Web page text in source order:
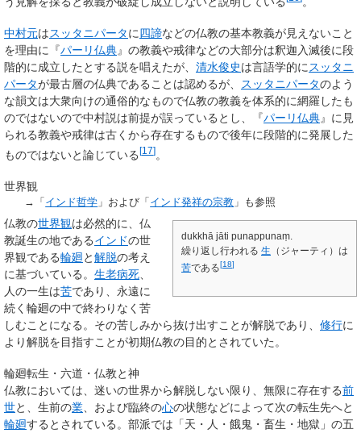
中村元はスッタニパータに四諦などの仏教の基本教義が見えないこと
を理由に『パーリ仏典』の教義や戒律などの大部分は釈迦入滅後に段
階的に成立したとする説を唱えたが、 清水俊史は言語学的に スッタニ
パータが最古層の仏典であることは認めるが、 スッタニパータのよう
な韻文は大衆向けの通俗的なもので仏教の教義を体系的に網羅したも
のではないので中村説は前提が誤っているとし、『パーリ仏典』に見
られる教義や戒律は古くから存在するもので後年に段階的に発展した
ものではないと論じている[17]。
世界観
→「 インド哲学 」および「 インド発祥の宗教 」も参照
dukkhā jāti punappunaṃ.
繰り返し行われる 生 （ジャーティ）は
苦である[18]
仏教の世界観は必然的に、仏
教誕生の地であるインドの世
界観である輪廻と解脱の考え
に基づいている。 生老病死
人の一生は苦であり、永遠に
続く輪廻の中で終わりなく苦
しむことになる。その苦しみから抜け出すことが解脱であり、 修行に
より解脱を目指すことが初期仏教の目的とされていた。
輪廻転生・六道・仏教と神
仏教においては、迷いの世界から解脱しない限り、無限に存在する前
世と、生前の業 、および臨終の心の状態などによって次の転生先へと
輪廻するとされている。部派では「天・人・餓鬼・畜生・地獄」の五